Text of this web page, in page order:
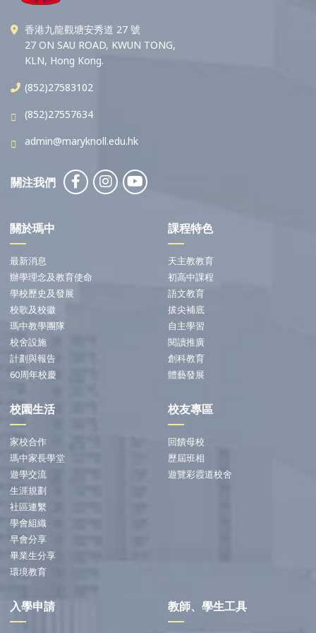
香港九龍觀塘安秀道 27 號
27 ON SAU ROAD, KWUN TONG,
KLN, Hong Kong.
(852)27583102
(852)27557634
admin@maryknoll.edu.hk
關注我們
關於瑪中
最新消息
辦學理念及教育使命
學校歷史及發展
校歌及校徽
瑪中教學團隊
校舍設施
計劃與報告
60周年校慶
課程特色
天主教教育
初高中課程
語文教育
拔尖補底
自主學習
閱讀推廣
創科教育
體藝發展
校園生活
家校合作
瑪中家長學堂
遊學交流
生涯規劃
社區連繫
學會組織
早會分享
畢業生分享
環境教育
校友專區
回饋母校
歷屆班相
遊覽彩霞道校舍
入學申請 教師、學生工具